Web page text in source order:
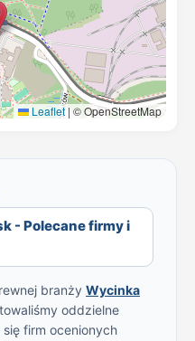
Leaflet | © OpenStreetMap
- Polecane firmy i
branży Wycinka
oddzielne
firm ocenionych